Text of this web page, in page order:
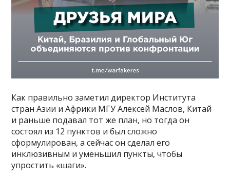
Как правильно заметил директор Института
стран Азии и Африки МГУ Алексей Маслов, Китай
и раньше подавал тот же план, но тогда он
состоял из 12 пунктов и был сложно
сформулирован, а сейчас он сделал его
инклюзивным и уменьшил пункты, чтобы
упростить «шаги».